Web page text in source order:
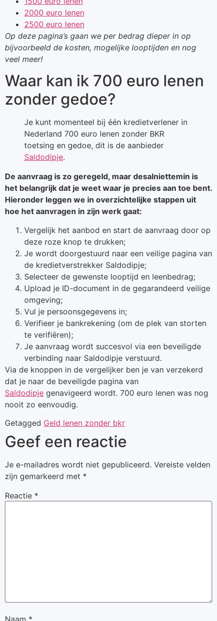
2000 euro lenen
2500 euro lenen
Op deze pagina’s gaan we per bedrag dieper in op
bijvoorbeeld de kosten, mogelijke looptijden en nog
veel meer!
Waar kan ik 700 euro lenen
zonder gedoe?
Je kunt momenteel bij één kredietverlener in
Nederland 700 euro lenen zonder BKR
toetsing en gedoe, dit is de aanbieder
Saldodipje.
De aanvraag is zo geregeld, maar desalniettemin is
het belangrijk dat je weet waar je precies aan toe bent.
Hieronder leggen we in overzichtelijke stappen uit
hoe het aanvragen in zijn werk gaat:
Vergelijk het aanbod en start de aanvraag door op
deze roze knop te drukken;
Je wordt doorgestuurd naar een veilige pagina van
de kredietverstrekker Saldodipje;
Selecteer de gewenste looptijd en leenbedrag;
Upload je ID-document in de gegarandeerd veilige
omgeving;
Vul je persoonsgegevens in;
Verifieer je bankrekening (om de plek van storten
te verifiëren);
Je aanvraag wordt succesvol via een beveiligde
verbinding naar Saldodipje verstuurd.
Via de knoppen in de vergelijker ben je van verzekerd
dat je naar de beveiligde pagina van
Saldodipje genavigeerd wordt. 700 euro lenen was nog
nooit zo eenvoudig.
Getagged Geld lenen zonder bkr
Geef een reactie
Je e-mailadres wordt niet gepubliceerd. Vereiste velden
zijn gemarkeerd met *
Reactie *
Naam *